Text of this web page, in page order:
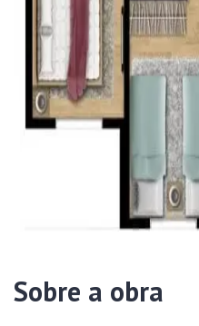
Sobre a obra